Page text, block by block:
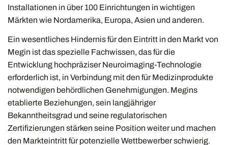
Installationen in über 100 Einrichtungen in wichtigen
Märkten wie Nordamerika, Europa, Asien und anderen.
Ein wesentliches Hindernis für den Eintritt in den Markt von
Megin ist das spezielle Fachwissen, das für die
Entwicklung hochpräziser Neuroimaging-Technologie
erforderlich ist, in Verbindung mit den für Medizinprodukte
notwendigen behördlichen Genehmigungen. Megins
etablierte Beziehungen, sein langjähriger
Bekanntheitsgrad und seine regulatorischen
Zertifizierungen stärken seine Position weiter und machen
den Markteintritt für potenzielle Wettbewerber schwierig.